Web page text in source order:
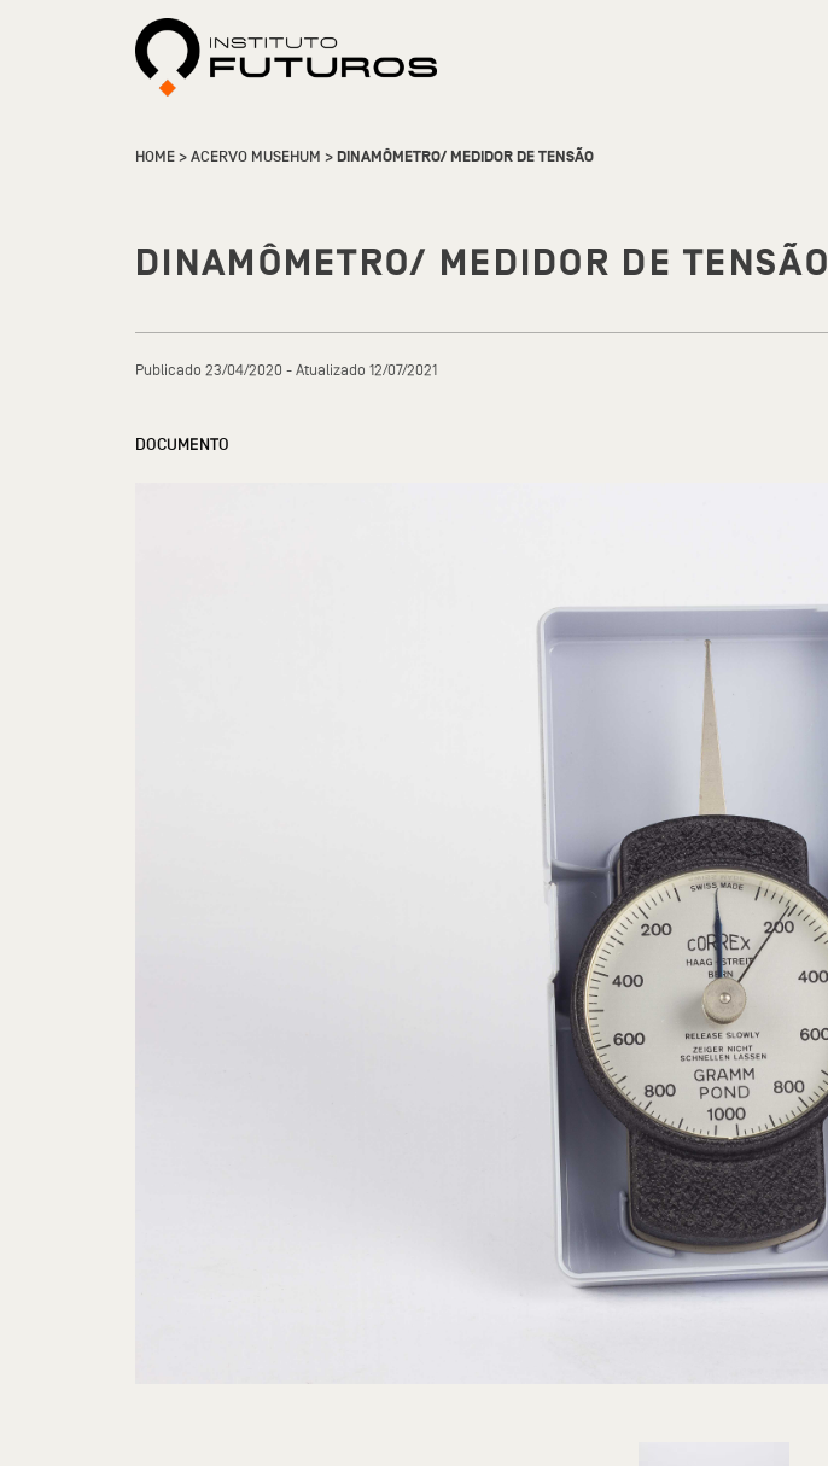
HOME>ACERVO MUSEHUM >DINAMÔMETRO/ MEDIDOR DE TENSÃO
DINAMÔMETRO/ MEDIDOR DE TENSÃO
Publicado 23/04/2020 - Atualizado 12/07/2021
DOCUMENTO